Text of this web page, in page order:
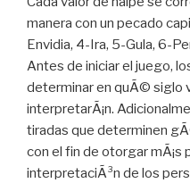
manera con un pecado
Envidia, 4-Ira, 5-Gula, 6-
Antes de iniciar el juego,
determinar en quÃ© siglo
interpretarÃ¡n.
tiradas que determinen
con el fin de otorgar mÃ¡s
interpretaciÃ³n de los